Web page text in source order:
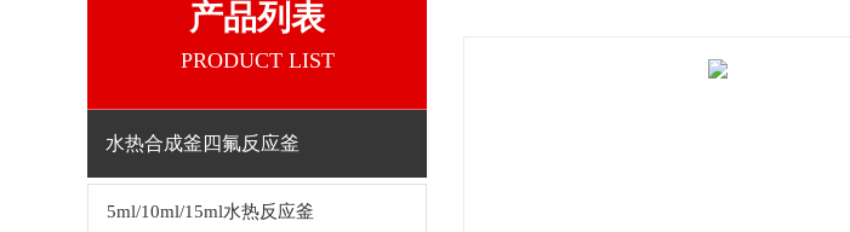
产品列表
PRODUCT LIST
水热合成釜四氟反应釜
5ml/10ml/15ml水热反应釜